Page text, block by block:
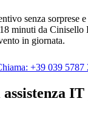
senza sorprese
minuti da Cinisello
in giornata.
+39 039 5787